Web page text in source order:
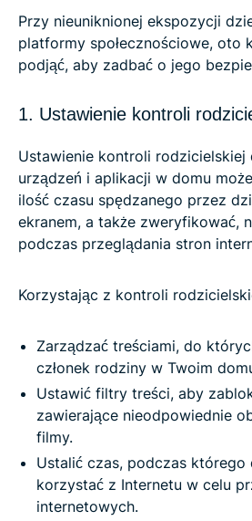
Przy nieuniknionej ekspozycji
platformy społecznościowe, oto
podjąć, aby zadbać o jego
1. Ustawienie kontroli
Ustawienie kontroli rodzicielskiej
urządzeń i aplikacji w domu
ilość czasu spędzanego przez
ekranem, a także zweryfikować,
podczas przeglądania stron
Korzystając z kontroli
Zarządzać treściami, do
członek rodziny w Twoim
Ustawić filtry treści, aby
zawierające nieodpowiednie
filmy.
Ustalić czas, podczas którego
korzystać z Internetu w celu
internetowych.